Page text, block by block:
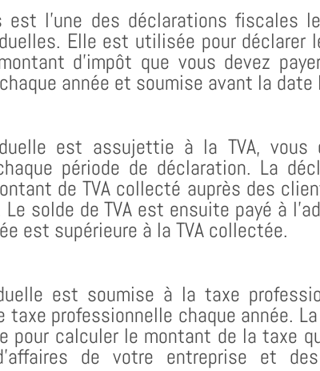
est l’une des déclarations fiscales
Elle est utilisée pour déclarer
d’impôt que vous devez
année et soumise avant la
est assujettie à la TVA, vous
période de déclaration. La
de TVA collecté auprès des
Le solde de TVA est ensuite payé à
est supérieure à la TVA collectée.
est soumise à la taxe
taxe professionnelle chaque année.
pour calculer le montant de la taxe
de votre entreprise et